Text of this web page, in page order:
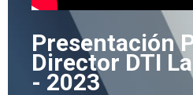
Presentación
Director DTI
- 2023